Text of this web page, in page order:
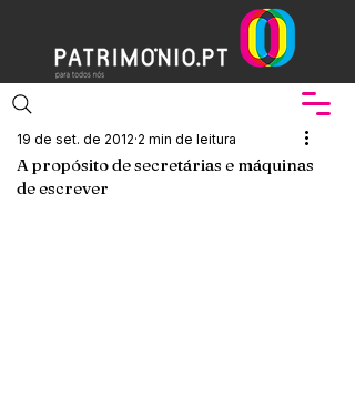
A propósito de secretárias e máquinas
de escrever
19 de set. de 2012 2 min de leitura